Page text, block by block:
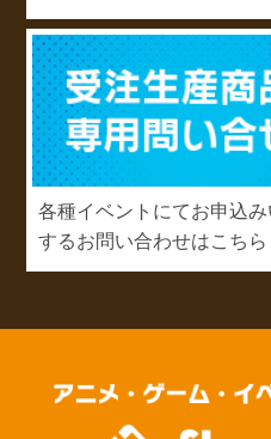
各種イベントにてお申込
するお問い合わせはこちら